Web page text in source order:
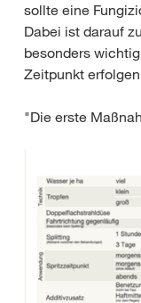
sollte eine
Dabei ist darauf
besonders
Zeitpunkt
"Die erste